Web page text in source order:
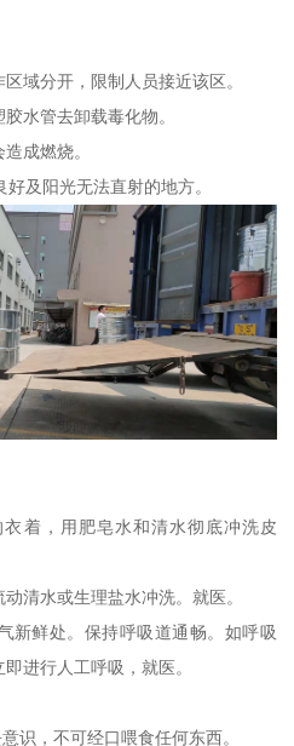
域分开，限制人员接近该区。
水管去卸载毒化物。
成燃烧。
及阳光无法直射的地方。
着，用肥皂水和清水彻底冲洗皮
清水或生理盐水冲洗。就医。
新鲜处。保持呼吸道通畅。如呼吸
进行人工呼吸，就医。
识，不可经口喂食任何东西。